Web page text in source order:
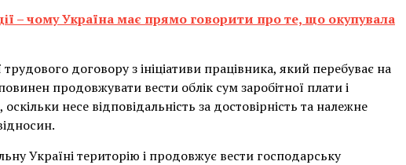
– чому Україна має прямо говорити про те, що окупувала
договору з ініціативи працівника, який перебуває на
продовжувати вести облік сум заробітної плати і
несе відповідальність за достовірність та належне
Україні територію і продовжує вести господарську